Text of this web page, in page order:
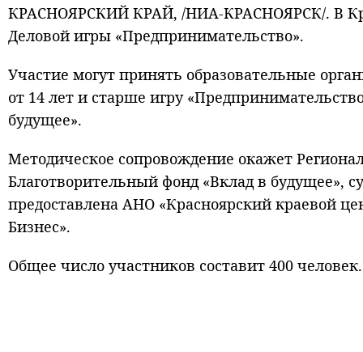
КРАСНОЯРСКИЙ КРАЙ, /НИА-КРАСНОЯРСК/. В
Деловой игры «Предпринимательство».
Участие могут принять образовательные
от 14 лет и старше игру
будущее».
Методическое сопровождение окажет
Благотворительный фонд «Вклад в будущее»,
предоставлена АНО «Красноярский краевой
Бизнес».
Общее число участников составит 400 человек.